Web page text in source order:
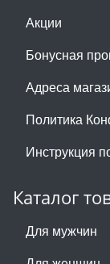
Акции
Бонусная
Адреса
Политика
Инструкция
Каталог
Для мужчин